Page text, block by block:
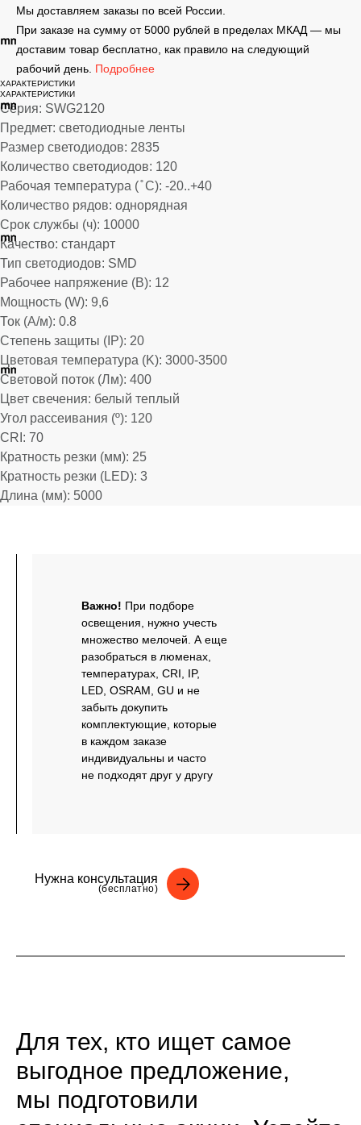
Мы доставляем заказы по всей России.
При заказе на сумму от 5000 рублей в пределах МКАД — мы
доставим товар бесплатно, как правило на следующий
рабочий день. Подробнее
ХАРАКТЕРИСТИКИ
ХАРАКТЕРИСТИКИ
Серия: SWG2120
Предмет: светодиодные ленты
Размер светодиодов: 2835
Количество светодиодов: 120
Рабочая температура ( ̊ С): -20..+40
Количество рядов: однорядная
Срок службы (ч): 10000
Качество: стандарт
Тип светодиодов: SMD
Рабочее напряжение (В): 12
Мощность (W): 9,6
Ток (А/м): 0.8
Степень защиты (IP): 20
Цветовая температура (K): 3000-3500
Световой поток (Лм): 400
Цвет свечения: белый теплый
Угол рассеивания (º): 120
CRI: 70
Кратность резки (мм): 25
Кратность резки (LED): 3
Длина (мм): 5000
Нужна консультация
(бесплатно)
Важно! При подборе
освещения, нужно учесть
множество мелочей. А еще
разобраться в люменах,
температурах, CRI, IP,
LED, OSRAM, GU и не
забыть докупить
комплектующие, которые
в каждом заказе
индивидуальны и часто
не подходят друг у другу
Для тех, кто ищет самое
выгодное предложение,
мы подготовили